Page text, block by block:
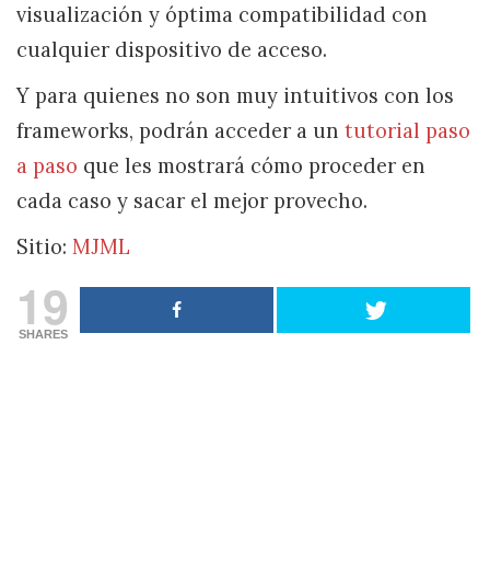
visualización y óptima compatibilidad con
cualquier dispositivo de acceso.
Y para quienes no son muy intuitivos con los
frameworks, podrán acceder a un tutorial paso
a paso que les mostrará cómo proceder en
cada caso y sacar el mejor provecho.
Sitio: MJML
19
SHARES